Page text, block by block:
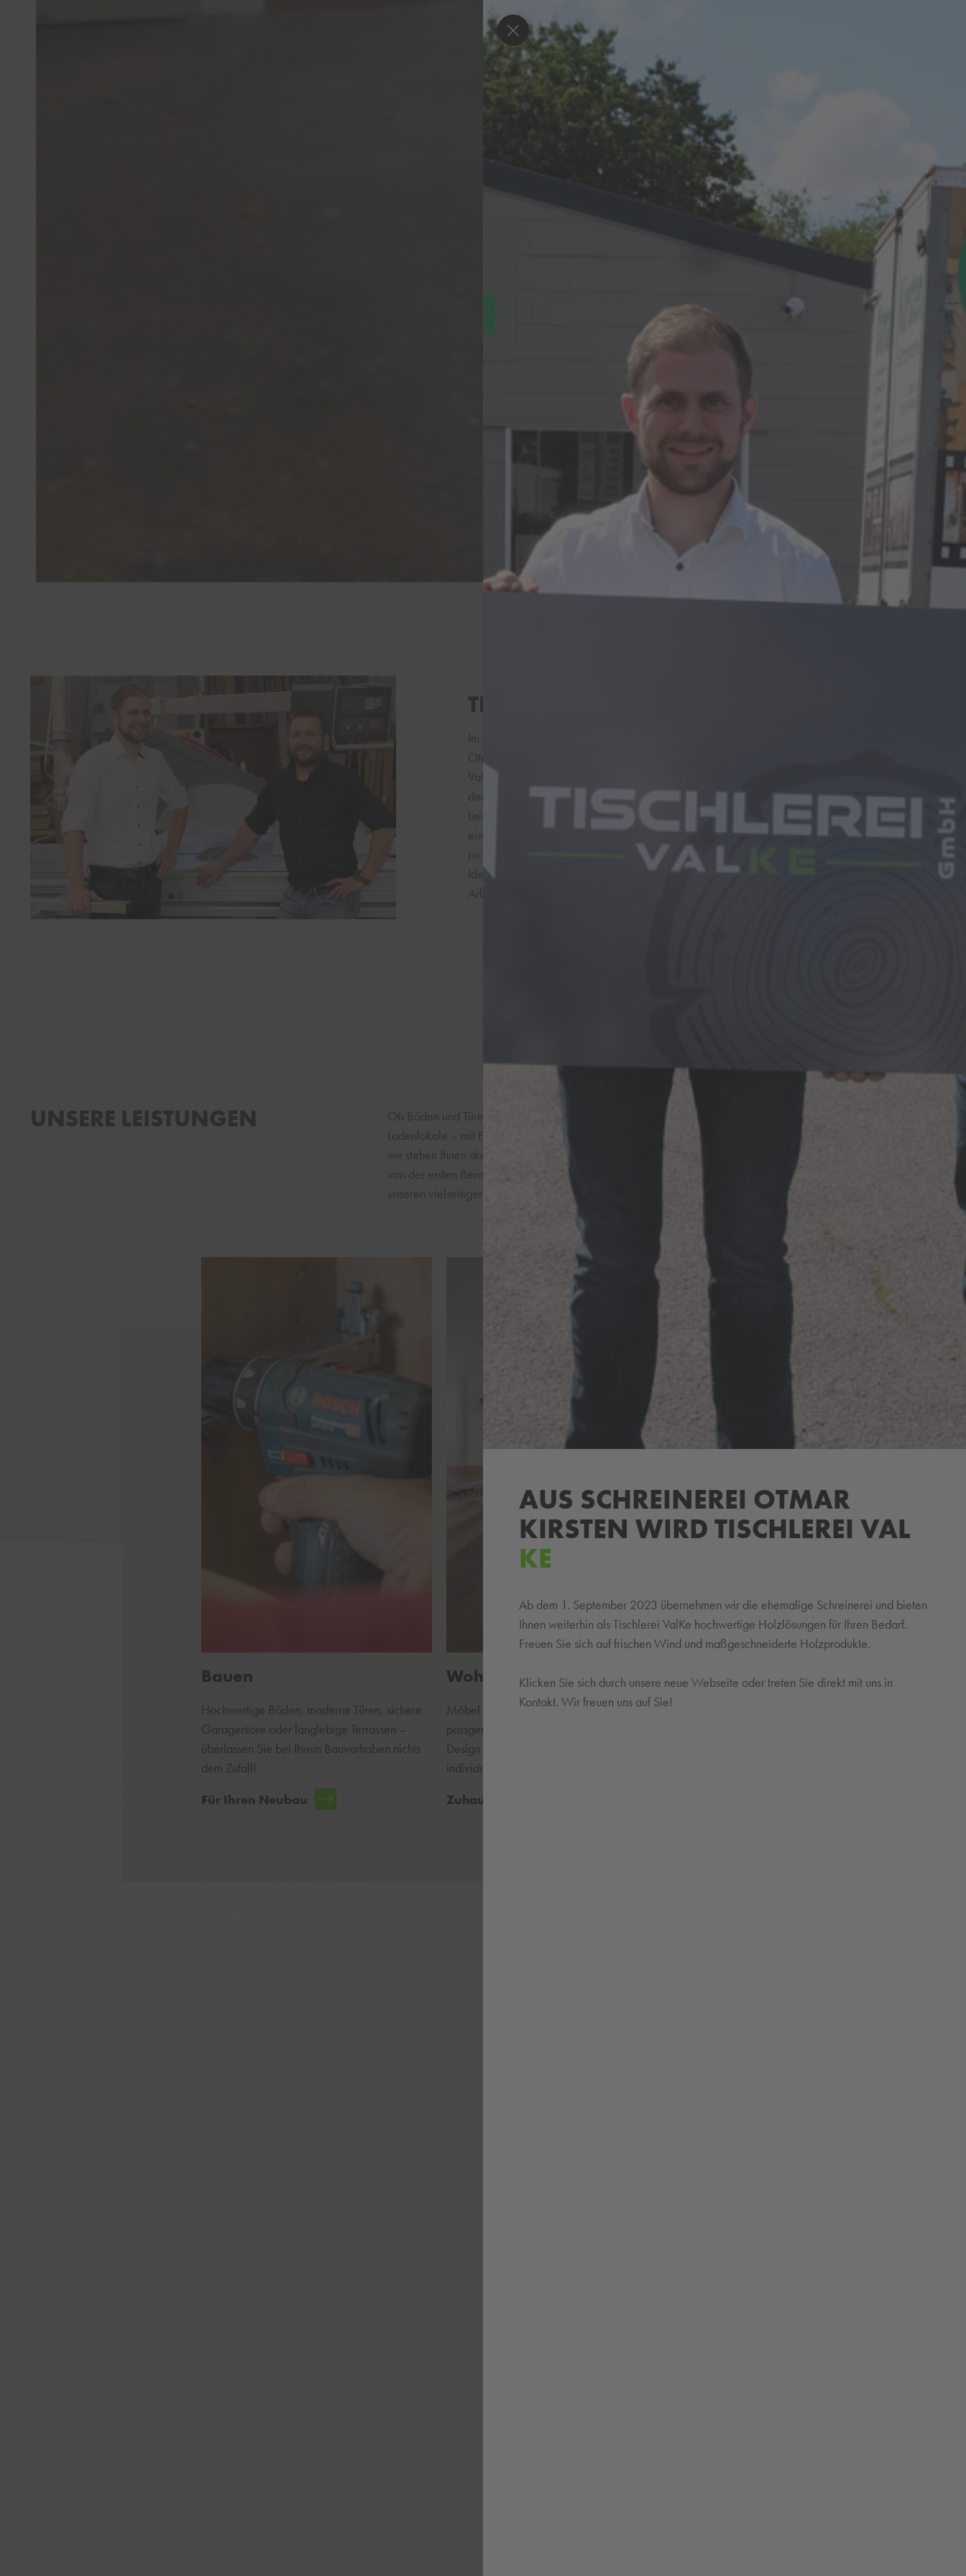
TISCHLEREI VAL
Im Jahr 2023 haben wir – Daniel Valerius und Jan Kempf – die Schreinerei
Otmar Kirsten in Trier übernommen und bieten unter der Neufirmierung Tischlerei
ValKe auch weiterhin individuelle Lösungen für unsere Kunden. Ob Aufträge für
den privaten Wohnbereich oder hochwertige Objekteinrichtungen: Mit
Leidenschaft für den Werkstoff Holz und fachlicher Expertise steht die Qualität
eines jeden einzelnen Holzprodukts für uns an erster Stelle. Damit führen wir
nicht nur einen Betrieb als feste Größe in der Stadt weiter, sondern bringen neue
Ideen und aktuelles fachliches Know-how mit hinein. Denn: Die Zukunft ist unsere
Arbeitsstätte.
UNSERE LEISTUNGEN
Ob Böden und Türen, Küchen und Badmöbel, Terrassen, Garagentore oder Einrichtung für Gaststätten und
Ladenlokale – mit Blick für das Besondere und fachlichem Know-how setzen wir Ihre Ideen in die Tat um. Denn
wir stehen Ihnen als verlässlicher Partner bei Neubau, Sanierung oder Renovierung zur Seite und begleiten Sie
von der ersten Beratung bis hin zur Montage vor Ort. Profitieren auch Sie von unserem erstklassigen Service und
unseren vielseitigen Leistungen rund um die Themen Bauen, Wohnen und Einrichten.
Bauen
Hochwertige Böden, moderne Türen, sichere
Garagentore oder langlebige Terrassen –
überlassen Sie bei Ihrem Bauvorhaben nichts
dem Zufall!
Für Ihren Neubau
Wohnen
Möbel nach Maß, zeitgemäße Küchen,
passgenaue Badmöbel oder Ankleiden, die
Design und Funktionalität vereinen – einfach
individueller wohnen!
Zuhause wohlfühlen
Einrichten
AUS SCHREINEREI OTMAR
KIRSTEN WIRD TISCHLEREI VAL
KE
Ab dem 1. September 2023 übernehmen wir die ehemalige Schreinerei und bieten
Ihnen weiterhin als Tischlerei ValKe hochwertige Holzlösungen für Ihren Bedarf.
Freuen Sie sich auf frischen Wind und maßgeschneiderte Holzprodukte.
Klicken Sie sich durch unsere neue Webseite oder treten Sie direkt mit uns in
Kontakt. Wir freuen uns auf Sie!